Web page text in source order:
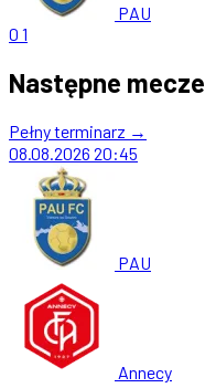
PAU
0 1
Następne mecze
Pełny terminarz →
08.08.2026 20:45
PAU
Annecy